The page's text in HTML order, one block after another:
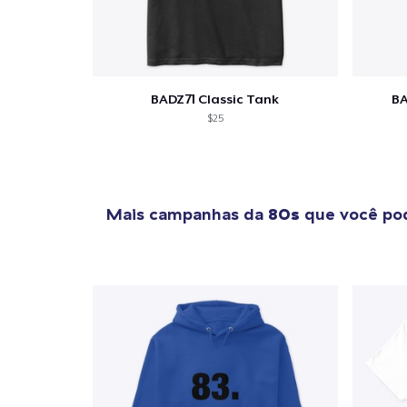
BADZ71 Classic Tank
$25
Mais campanhas da 80s que você